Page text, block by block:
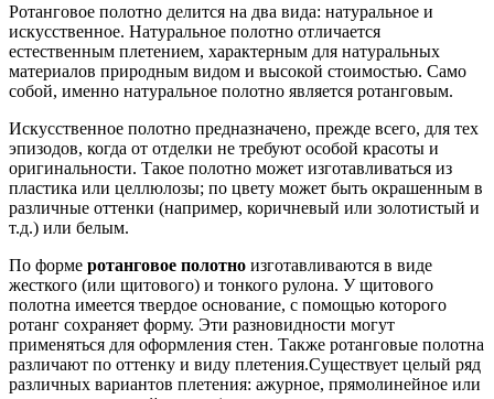
Ротанговое полотно делится на два вида: натуральное и
искусственное. Натуральное полотно отличается
естественным плетением, характерным для натуральных
материалов природным видом и высокой стоимостью. Само
собой, именно натуральное полотно является ротанговым.
Искусственное полотно предназначено, прежде всего, для тех
эпизодов, когда от отделки не требуют особой красоты и
оригинальности. Такое полотно может изготавливаться из
пластика или целлюлозы; по цвету может быть окрашенным в
различные оттенки (например, коричневый или золотистый и
т.д.) или белым.
По форме ротанговое полотно изготавливаются в виде
жесткого (или щитового) и тонкого рулона. У щитового
полотна имеется твердое основание, с помощью которого
ротанг сохраняет форму. Эти разновидности могут
применяться для оформления стен. Также ротанговые полотна
различают по оттенку и виду плетения.Существует целый ряд
различных вариантов плетения: ажурное, прямолинейное или